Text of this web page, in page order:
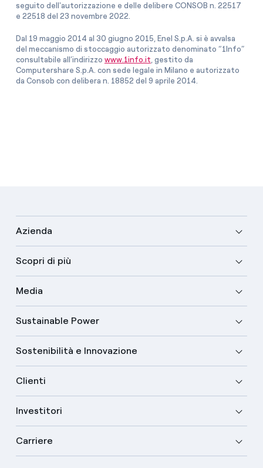
seguito dell'autorizzazione e delle delibere CONSOB n. 22517
e 22518 del 23 novembre 2022.
Dal 19 maggio 2014 al 30 giugno 2015, Enel S.p.A. si è avvalsa
del meccanismo di stoccaggio autorizzato denominato “1Info”
consultabile all’indirizzo www.1info.it , gestito da
Computershare S.p.A. con sede legale in Milano e autorizzato
da Consob con delibera n. 18852 del 9 aprile 2014.
Azienda
Scopri di più
Media
Sustainable Power
Sostenibilità e Innovazione
Clienti
Investitori
Carriere